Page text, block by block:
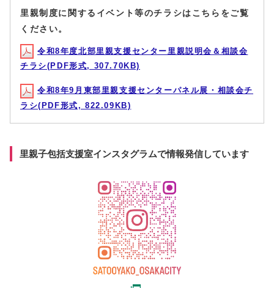
里親制度に関するイベント等のチラシはこちらをご覧
ください。
令和8年度北部里親支援センター里親説明会＆相談会
チラシ(PDF形式, 307.70KB)
令和8年9月東部里親支援センターパネル展・相談会チ
ラシ(PDF形式, 822.09KB)
里親子包括支援室インスタグラムで情報発信しています